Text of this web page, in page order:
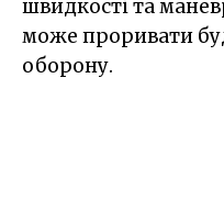
швидкості та
може проривати
оборону.